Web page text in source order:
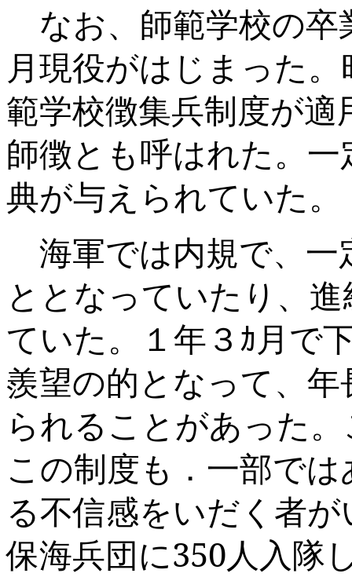
なお、師範学校の卒
月現役がはじまった
範学校徴集兵制度が
師徴とも呼はれた。
典が与えられていた。
海軍では内規で、一
ととなっていたり、
ていた。１年３ｶ月で
羨望の的となって、
られることがあった
この制度も．一部で
る不信感をいだく者
保海兵団に350人入隊